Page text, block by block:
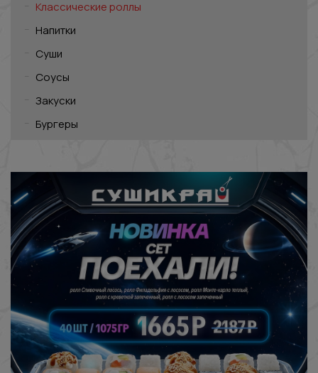
Классические роллы
Напитки
Суши
Соусы
Закуски
Бургеры